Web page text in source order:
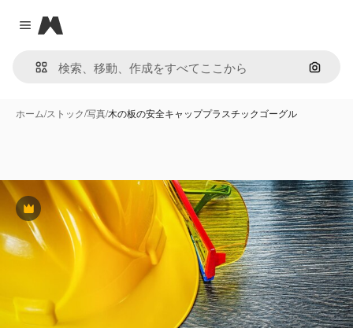
Close menu
Magnific
画像で
ホーム/ストック/写真/木の板の安全キャッププラスチックゴーグル
Premium